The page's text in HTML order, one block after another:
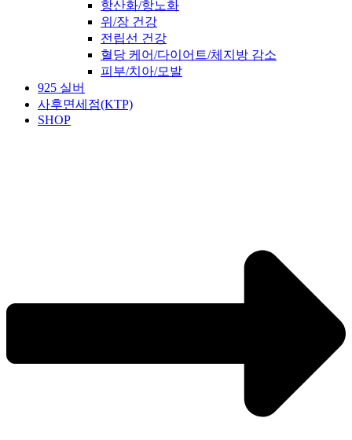
항산화/항노화
위/장 건강
전립선 건강
혈당 케어/다이어트/체지방 감소
피부/치아/모발
925 실버
사후면세점(KTP)
SHOP